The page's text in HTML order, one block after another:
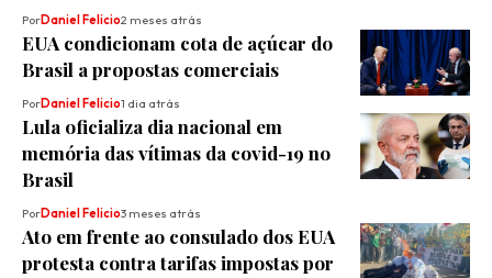
PorDaniel Felicio2 meses atrás
EUA condicionam cota de açúcar do
Brasil a propostas comerciais
PorDaniel Felicio1 dia atrás
Lula oficializa dia nacional em
memória das vítimas da covid-19 no
Brasil
PorDaniel Felicio3 meses atrás
Ato em frente ao consulado dos EUA
protesta contra tarifas impostas por